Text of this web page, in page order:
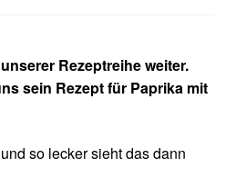
Rezeptreihe weiter.
sein Rezept für Paprika mit
so lecker sieht das dann